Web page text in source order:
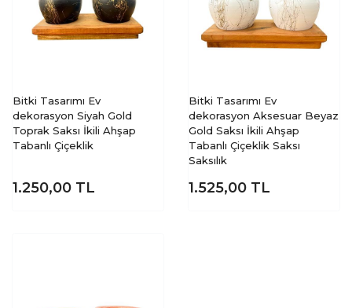
Bitki Tasarımı Ev
dekorasyon Siyah Gold
Toprak Saksı İkili Ahşap
Tabanlı Çiçeklik
1.250,00 TL
Bitki Tasarımı Ev
dekorasyon Aksesuar Beyaz
Gold Saksı İkili Ahşap
Tabanlı Çiçeklik Saksı
Saksılık
1.525,00 TL